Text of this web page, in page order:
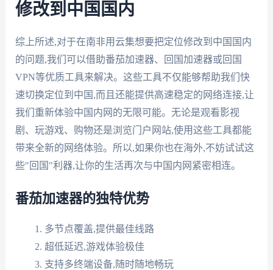
修改到中国国内
综上所述,对于在南非用云集想要把定位修改到中国国内
的问题,我们可以借助番茄加速器、回国加速器或回国
VPN等优质工具来解决。这些工具不仅能够帮助我们快
速切换定位到中国,而且还能提供高速稳定的网络连接,让
我们重新体验中国内网的无限可能。无论是观看影视
剧、玩游戏、购物还是浏览门户网站,使用这些工具都能
带来全新的网络体验。所以,如果你也在海外,不妨试试这
些"回国"利器,让你的生活再次与中国内网紧密相连。
番茄加速器的独特优势
多节点覆盖,提供最佳线路
超低延迟,游戏体验极佳
支持多终端设备,随时随地畅玩